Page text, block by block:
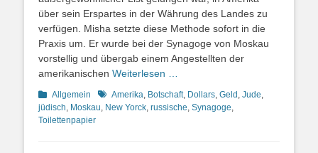
über sein Erspartes in der Währung des Landes zu
verfügen. Misha setzte diese Methode sofort in die
Praxis um. Er wurde bei der Synagoge von Moskau
vorstellig und übergab einem Angestellten der
amerikanischen Weiterlesen …
Kategorien
Allgemein Schlagworte
Amerika, Botschaft, Dollars, Geld , Jude,
jüdisch, Moskau, New Yorck, russische, Synagoge,
Toilettenpapier